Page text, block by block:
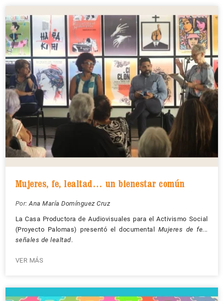
Mujeres, fe, lealtad… un bienestar común
Por: Ana María Domínguez Cruz
La Casa Productora de Audiovisuales para el Activismo Social
(Proyecto Palomas) presentó el documental Mujeres de fe...
señales de lealtad.
VER MÁS